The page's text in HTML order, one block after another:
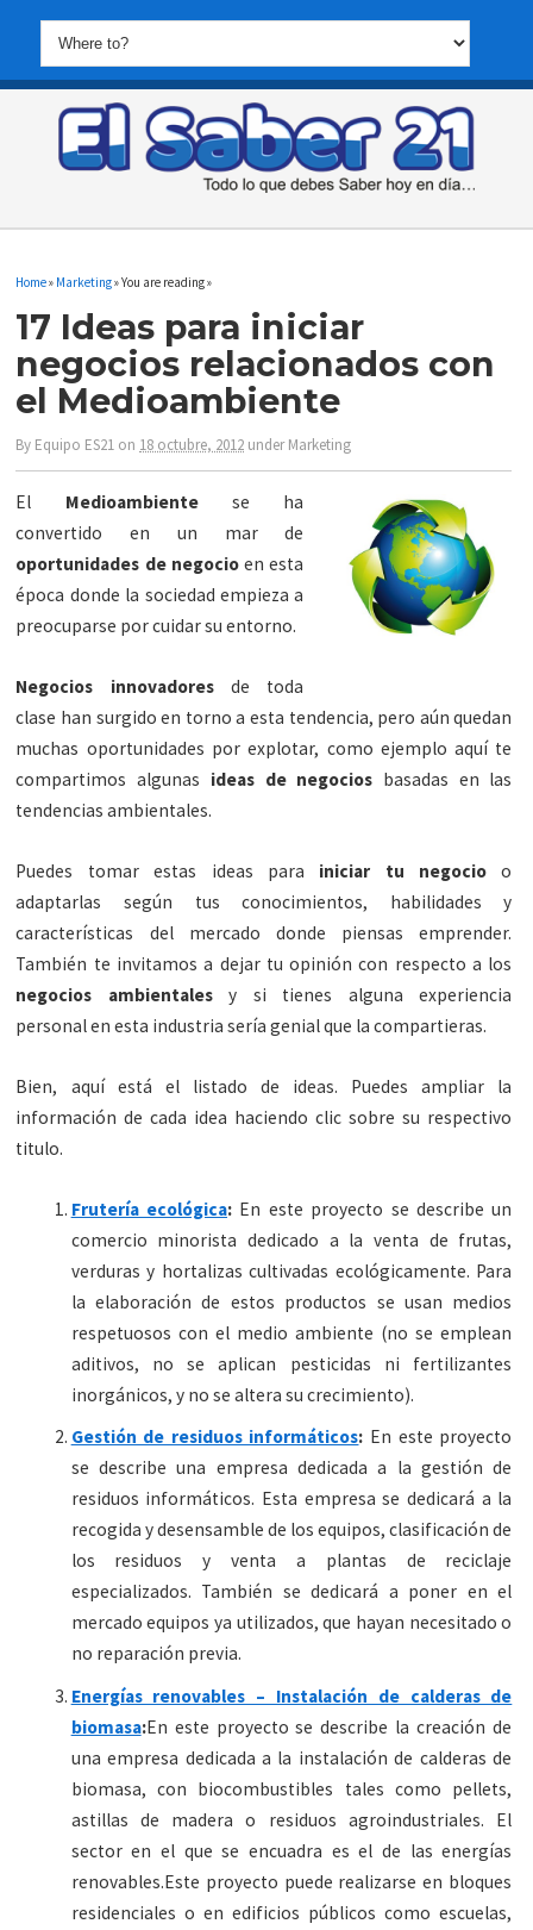
Home» Marketing» You are reading »
17 Ideas para iniciar
negocios relacionados con
el Medioambiente
By Equipo ES21 on 18 octubre, 2012 underMarketing
El Medioambientese ha
convertido en un mar de
oportunidades de negocioen esta
época donde la sociedad empieza a
preocuparse por cuidar su entorno.
Negocios innovadoresde toda
clase han surgido en torno a esta tendencia, pero aún quedan
muchas oportunidades por explotar, como ejemplo aquí te
compartimos algunas ideas de negocios basadas en las
tendencias ambientales.
Puedes tomar estas ideas para iniciar tu negocioo
adaptarlas según tus conocimientos, habilidades y
características del mercado donde piensas emprender.
También te invitamos a dejar tu opinión con respecto a los
negocios ambientalesy si tienes alguna experiencia
personal en esta industria sería genial que la compartieras.
Bien, aquí está el listado de ideas. Puedes ampliar la
información de cada idea haciendo clic sobre su respectivo
titulo.
Frutería ecológica: En este proyecto se describe un
comercio minorista dedicado a la venta de frutas,
verduras y hortalizas cultivadas ecológicamente. Para
la elaboración de estos productos se usan medios
respetuosos con el medio ambiente (no se emplean
aditivos, no se aplican pesticidas ni fertilizantes
inorgánicos, y no se altera su crecimiento).
Gestión de residuos informáticos: En este proyecto
se describe una empresa dedicada a la gestión de
residuos informáticos. Esta empresa se dedicará a la
recogida y desensamble de los equipos, clasificación de
los residuos y venta a plantas de reciclaje
especializados. También se dedicará a poner en el
mercado equipos ya utilizados, que hayan necesitado o
no reparación previa.
Energías renovables – Instalación de calderas de
biomasa:En este proyecto se describe la creación de
una empresa dedicada a la instalación de calderas de
biomasa, con biocombustibles tales como pellets,
astillas de madera o residuos agroindustriales. El
sector en el que se encuadra es el de las energías
renovables.Este proyecto puede realizarse en bloques
residenciales o en edificios públicos como escuelas,